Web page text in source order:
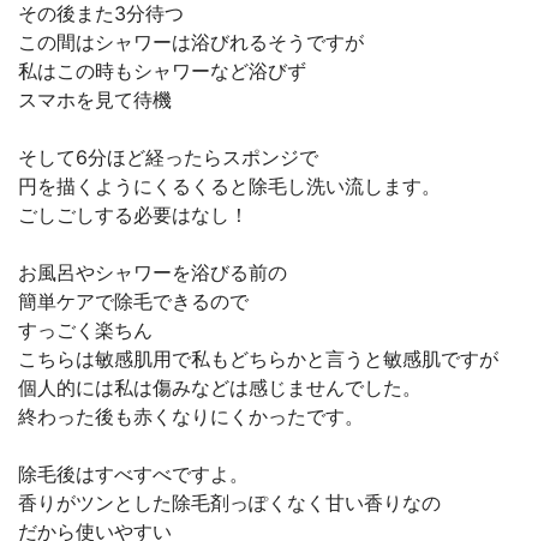
その後また3分待つ
この間はシャワーは浴びれるそうですが
私はこの時もシャワーなど浴びず
スマホを見て待機
そして6分ほど経ったらスポンジで
円を描くようにくるくると除毛し洗い流します。
ごしごしする必要はなし！
お風呂やシャワーを浴びる前の
簡単ケアで除毛できるので
すっごく楽ちん
こちらは敏感肌用で私もどちらかと言うと敏感肌ですが
個人的には私は傷みなどは感じませんでした。
終わった後も赤くなりにくかったです。
除毛後はすべすべですよ。
香りがツンとした除毛剤っぽくなく甘い香りなの
だから使いやすい